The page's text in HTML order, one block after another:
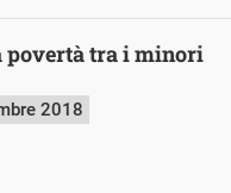
povertà tra i minori
2018